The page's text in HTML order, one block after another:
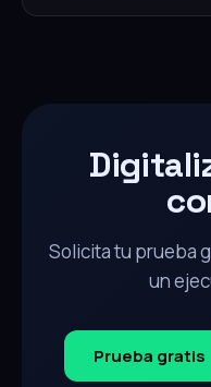
Solicita tu prueba
un
Prueba gratis